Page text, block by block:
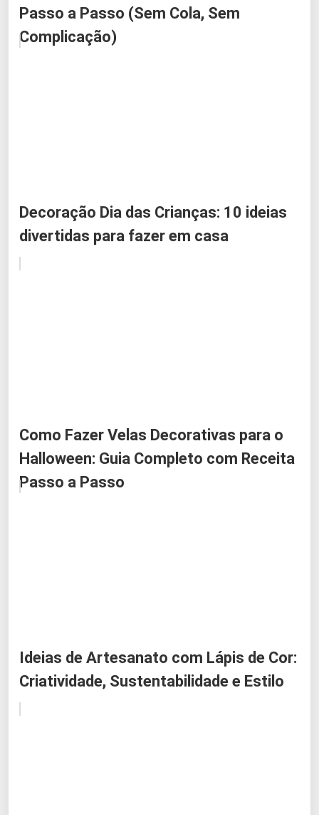
Passo a Passo (Sem Cola, Sem
Complicação)
Decoração Dia das Crianças: 10 ideias
divertidas para fazer em casa
Como Fazer Velas Decorativas para o
Halloween: Guia Completo com Receita
Passo a Passo
Ideias de Artesanato com Lápis de Cor:
Criatividade, Sustentabilidade e Estilo